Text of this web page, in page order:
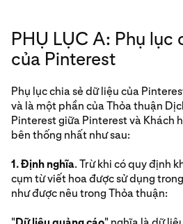
PHỤ LỤC A: Phụ lục
của Pinterest
Phụ lục chia sẻ dữ liệu của
và là một phần của Thỏa thuận
Pinterest giữa Pinterest và Khách
bên thống nhất như sau:
1. Định nghĩa. Trừ khi có quy định
cụm từ viết hoa được sử dụng
như được nêu trong Thỏa thuận: